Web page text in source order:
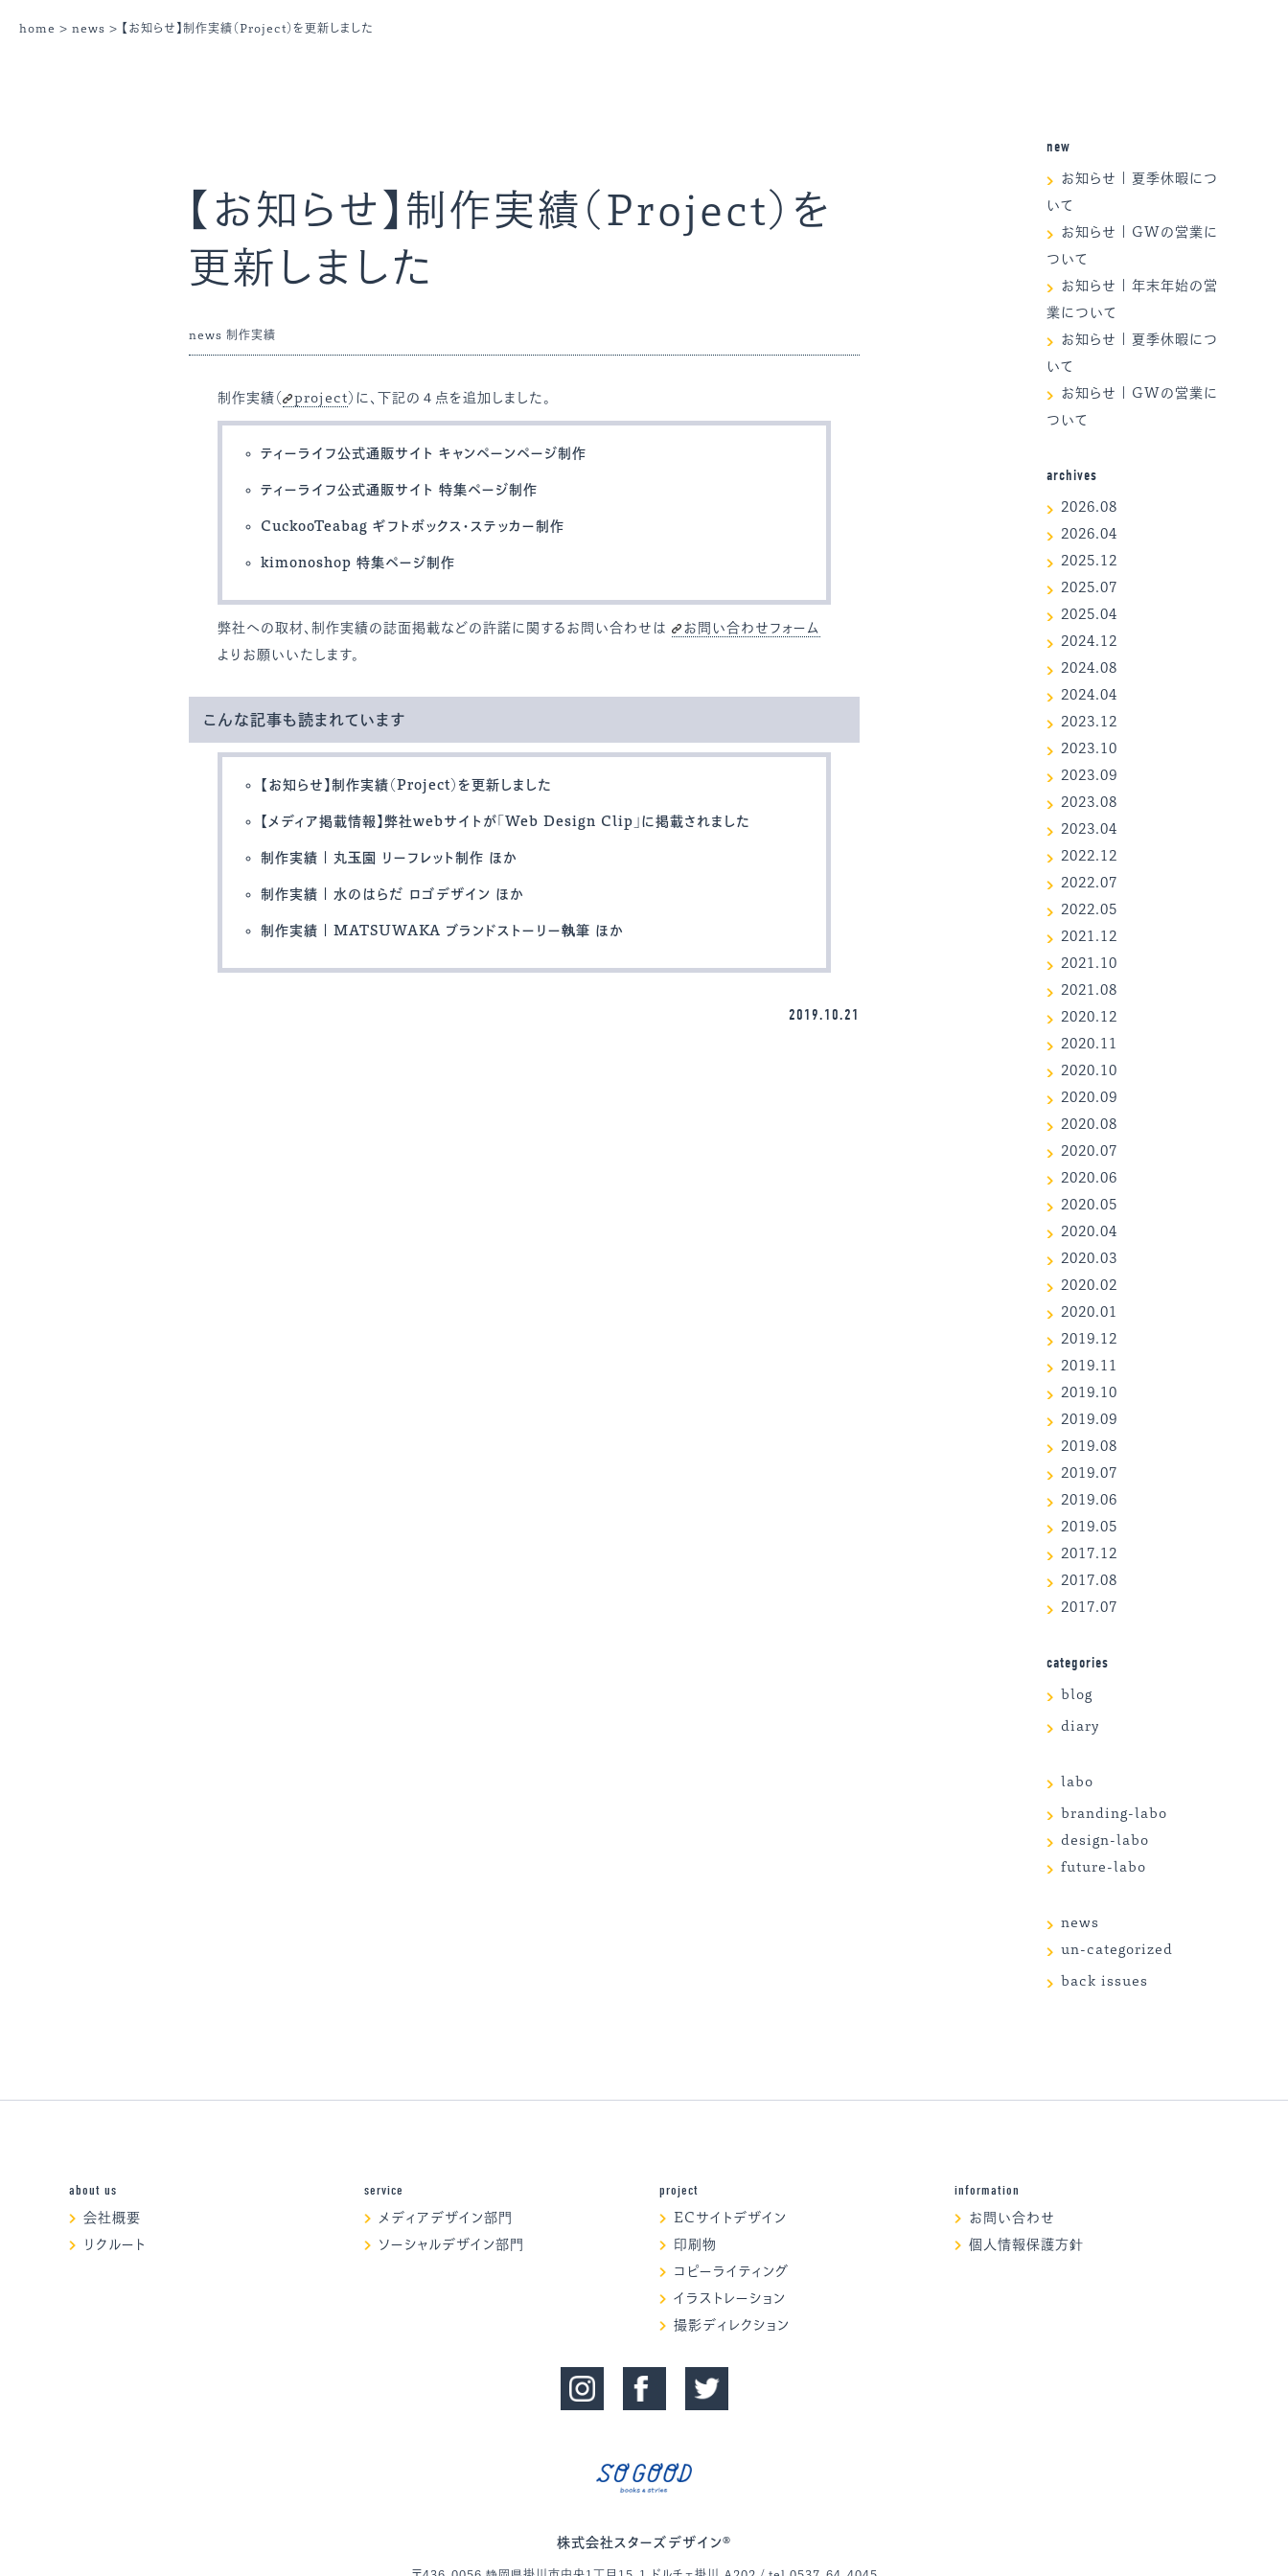
home > news > 【お知らせ】制作実績（Project）を更新しました
【お知らせ】制作実績（Project）を
更新しました
news 制作実績
制作実績（ project ）に、下記の４点を追加しました。
ティーライフ公式通販サイト キャンペーンページ制作
ティーライフ公式通販サイト 特集ページ制作
CuckooTeabag ギフトボックス・ステッカー制作
kimonoshop 特集ページ制作
弊社への取材、制作実績の誌面掲載などの許諾に関するお問い合わせは
お問い合わせフォーム
よりお願いいたします。
こんな記事も読まれています
【お知らせ】制作実績（Project）を更新しました
【メディア掲載情報】弊社webサイトが「Web Design Clip」に掲載されました
制作実績 | 丸玉園 リーフレット制作 ほか
制作実績 | 水のはらだ ロゴデザイン ほか
制作実績 | MATSUWAKA ブランドストーリー執筆 ほか
2019.10.21
new
お知らせ | 夏季休暇につ
いて
お知らせ | GWの営業に
ついて
お知らせ | 年末年始の営
業について
お知らせ | 夏季休暇につ
いて
お知らせ | GWの営業に
ついて
archives
2026.08
2026.04
2025.12
2025.07
2025.04
2024.12
2024.08
2024.04
2023.12
2023.10
2023.09
2023.08
2023.04
2022.12
2022.07
2022.05
2021.12
2021.10
2021.08
2020.12
2020.11
2020.10
2020.09
2020.08
2020.07
2020.06
2020.05
2020.04
2020.03
2020.02
2020.01
2019.12
2019.11
2019.10
2019.09
2019.08
2019.07
2019.06
2019.05
2017.12
2017.08
2017.07
categories
blog
diary
labo
branding-labo
design-labo
future-labo
news
un-categorized
back issues
about us
会社概要
リクルート
service
メディアデザイン部門
ソーシャルデザイン部門
project
ECサイトデザイン
印刷物
コピーライティング
イラストレーション
撮影ディレクション
information
お問い合わせ
個人情報保護方針
株式会社スターズデザイン®